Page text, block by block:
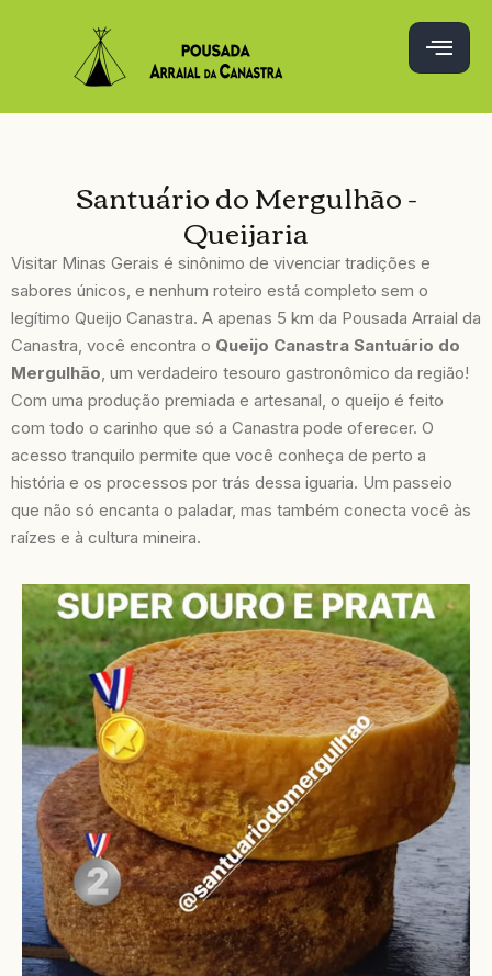
Santuário do Mergulhão -
Queijaria
Visitar Minas Gerais é sinônimo de vivenciar tradições e
sabores únicos, e nenhum roteiro está completo sem o
legítimo Queijo Canastra. A apenas 5 km da Pousada Arraial da
Canastra, você encontra o Queijo Canastra Santuário do
Mergulhão, um verdadeiro tesouro gastronômico da região!
Com uma produção premiada e artesanal, o queijo é feito
com todo o carinho que só a Canastra pode oferecer. O
acesso tranquilo permite que você conheça de perto a
história e os processos por trás dessa iguaria. Um passeio
que não só encanta o paladar, mas também conecta você às
raízes e à cultura mineira.